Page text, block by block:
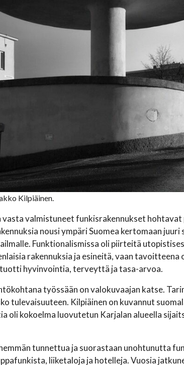
Kilpiäinen.
valmistuneet funkisrakennukset hohtavat
nousi ympäri Suomea kertomaan
Funktionalismissa oli piirteitä
rakennuksia ja esineitä, vaan tavoitteena
hyvinvointia, terveyttä ja tasa-arvoa.
työssään on valokuvaajan katse.
tulevaisuuteen. Kilpiäinen on kuvannut
oli kokoelma luovutetun Karjalan alueella
tunnettua ja suorastaan unohtunutta
liiketaloja ja hotelleja. Vuosia